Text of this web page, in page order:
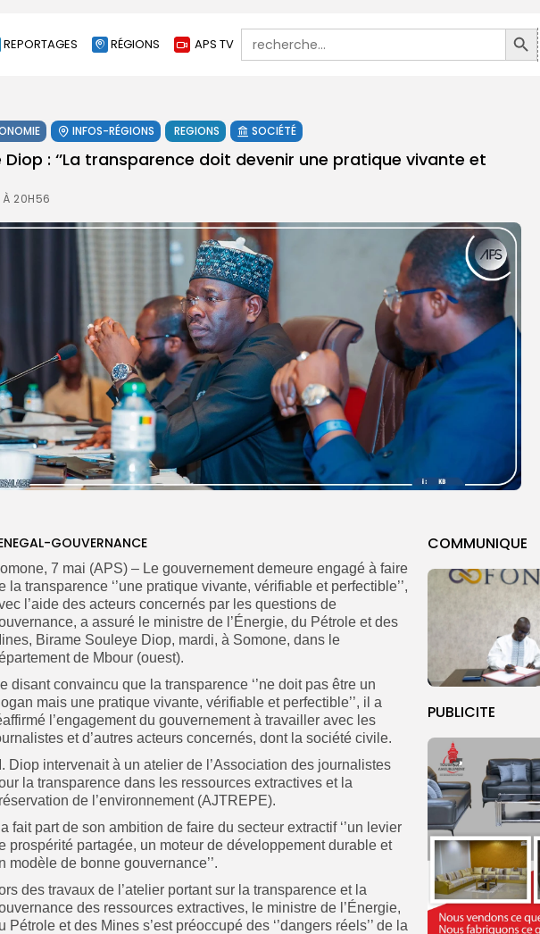
REPORTAGES RÉGIONS APS TV
Search
for:
Search
Button
INFOS-RÉGIONS REGIONS SOCIÉTÉ
Diop : ‘’La transparence doit devenir une pratique vivante et
À 20H56
COMMUNIQUE
PUBLICITE
GOUVERNANCE
7 mai (APS) – Le gouvernement demeure engagé à faire
la transparence ‘’une pratique vivante, vérifiable et perfectible’’,
l’aide des acteurs concernés par les questions de
a assuré le ministre de l’Énergie, du Pétrole et des
Birame Souleye Diop, mardi, à Somone, dans le
de Mbour (ouest).
disant convaincu que la transparence ‘’ne doit pas être un
mais une pratique vivante, vérifiable et perfectible’’, il a
l’engagement du gouvernement à travailler avec les
et d’autres acteurs concernés, dont la société civile.
Diop intervenait à un atelier de l’Association des journalistes
la transparence dans les ressources extractives et la
de l’environnement (AJTREPE).
fait part de son ambition de faire du secteur extractif ‘’un levier
prospérité partagée, un moteur de développement durable et
modèle de bonne gouvernance’’.
des travaux de l’atelier portant sur la transparence et la
des ressources extractives, le ministre de l’Énergie,
Pétrole et des Mines s’est préoccupé des ‘’dangers réels’’ de la